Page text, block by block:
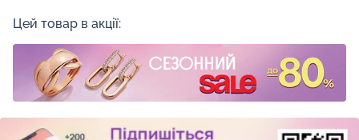
Цей товар в акції: